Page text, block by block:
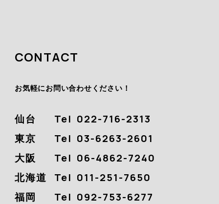
CONTACT
お気軽にお問い合わせください！
仙台 Tel 022-716-2313
東京
Tel 03-6263-2601
大阪
Tel 06-4862-7240
北海道
Tel 011-251-7650
福岡
Tel 092-753-6277